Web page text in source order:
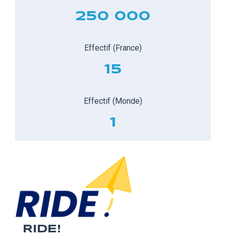
250 000
Effectif (France)
15
Effectif (Monde)
1
RIDE!